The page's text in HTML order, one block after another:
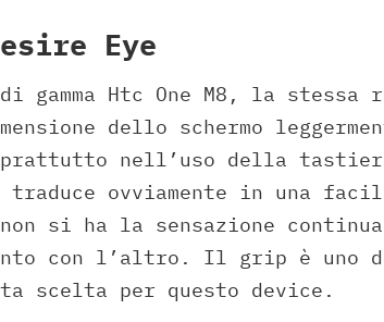
Eye
Htc One M8, la stessa
dello schermo
nell’uso della
ovviamente in una
si ha la sensazione
con l’altro. Il grip è uno
scelta per questo device.